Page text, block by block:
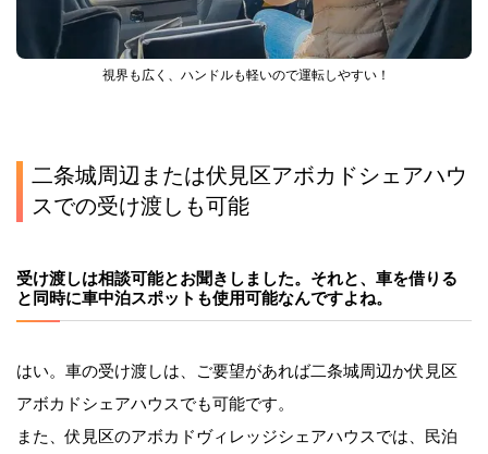
視界も広く、ハンドルも軽いので運転しやすい！
二条城周辺または伏見区アボカドシェアハウ
スでの受け渡しも可能
受け渡しは相談可能とお聞きしました。それと、車を借りる
と同時に車中泊スポットも使用可能なんですよね。
はい。車の受け渡しは、ご要望があれば二条城周辺か伏見区
アボカドシェアハウスでも可能です。
また、伏見区のアボカドヴィレッジシェアハウスでは、民泊